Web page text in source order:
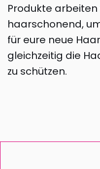
Produkte
haarschonend,
für eure neue
gleichzeitig die
zu schützen.